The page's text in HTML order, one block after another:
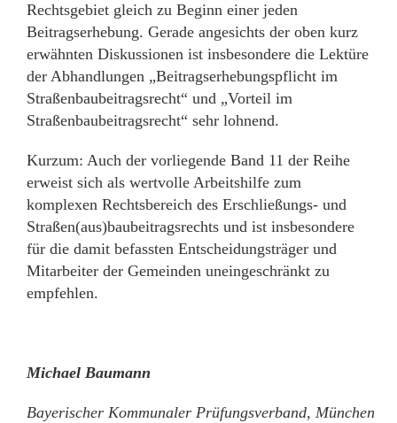
Rechtsgebiet gleich zu Beginn einer jeden
Beitragserhebung. Gerade angesichts der oben kurz
erwähnten Diskussionen ist insbesondere die Lektüre
der Abhandlungen „Beitragserhebungspflicht im
Straßenbaubeitragsrecht“ und „Vorteil im
Straßenbaubeitragsrecht“ sehr lohnend.
Kurzum: Auch der vorliegende Band 11 der Reihe
erweist sich als wertvolle Arbeitshilfe zum
komplexen Rechtsbereich des Erschließungs- und
Straßen(aus)baubeitragsrechts und ist insbesondere
für die damit befassten Entscheidungsträger und
Mitarbeiter der Gemeinden uneingeschränkt zu
empfehlen.
Michael Baumann
Bayerischer Kommunaler Prüfungsverband, München